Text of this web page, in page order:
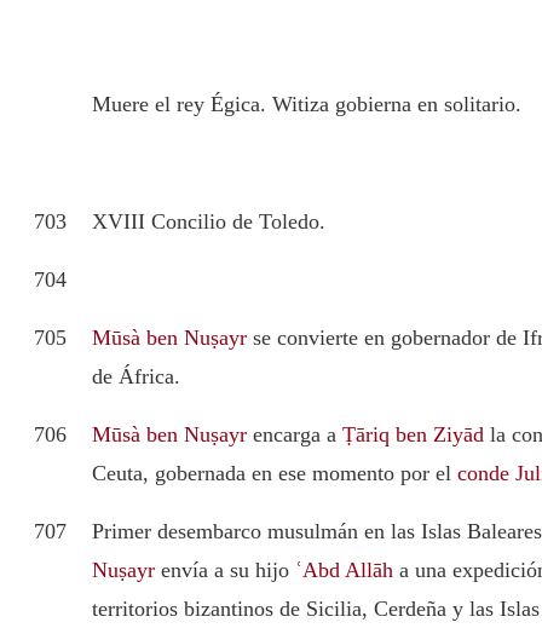
Muere el rey Égica. Witiza gobierna en solitario.
703 XVIII Concilio de Toledo.
704
705 Mūsà ben Nuṣayr se convierte en gobernador de
de África.
706 Mūsà ben Nuṣayr encarga a Ṭāriq ben Ziyād la
Ceuta, gobernada en ese momento por el conde
707
Primer desembarco musulmán en las Islas
Nuṣayr envía a su hijo ʿAbd Allāh a una
territorios bizantinos de Sicilia, Cerdeña y las